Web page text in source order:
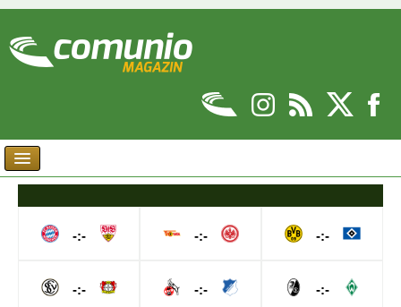
-:-
-:-
-:-
-:-
-:-
-:-